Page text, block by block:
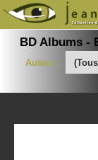
BD Albums -
Auteur :